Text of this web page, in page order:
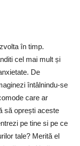
în timp.
cel mai mult și
De
întâlnindu-se
care ar
să oprești aceste
pe tine si pe ce
tale? Merită el